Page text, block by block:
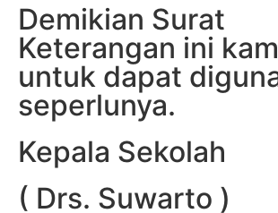
Demikian Surat
Keterangan ini
untuk dapat
seperlunya.
Kepala Sekolah
( Drs. Suwarto )